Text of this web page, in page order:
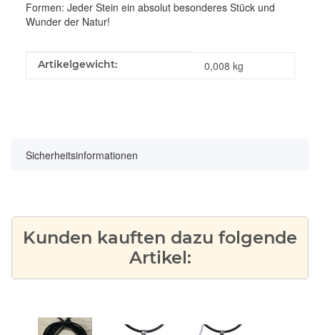
Formen: Jeder Stein ein absolut besonderes Stück und
Wunder der Natur!
Produkteigenschaft
Wert
Artikelgewicht: 0,008 kg
Sicherheitsinformationen
Kunden kauften dazu folgende
Artikel: